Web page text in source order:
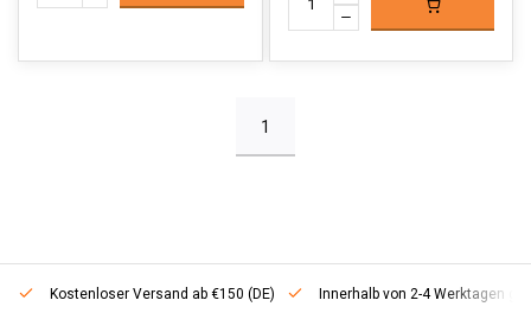
1
Kostenloser Versand ab €150 (DE) Innerhalb von 2-4 Werktagen